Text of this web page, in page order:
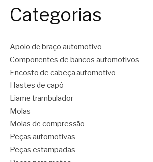
Categorias
Apoio de braço automotivo
Componentes de bancos automotivos
Encosto de cabeça automotivo
Hastes de capô
Liame trambulador
Molas
Molas de compressão
Peças automotivas
Peças estampadas